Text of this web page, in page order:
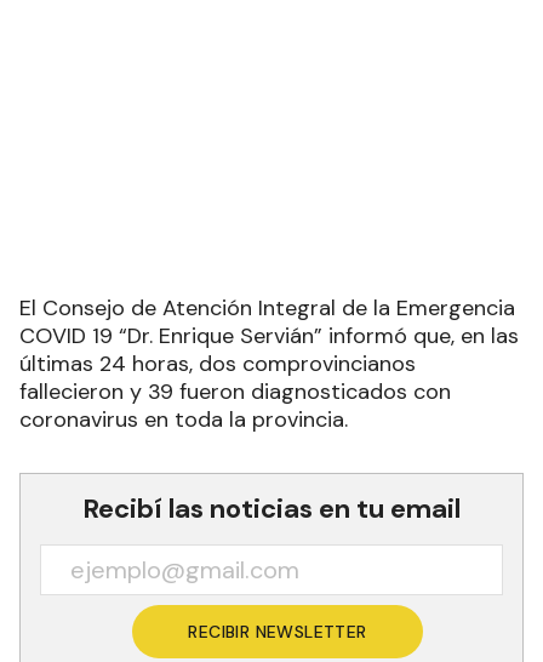
El Consejo de Atención Integral de la Emergencia
COVID 19 “Dr. Enrique Servián” informó que, en las
últimas 24 horas, dos comprovincianos
fallecieron y 39 fueron diagnosticados con
coronavirus en toda la provincia.
Recibí las noticias en tu email
RECIBIR NEWSLETTER